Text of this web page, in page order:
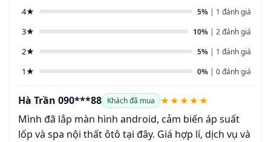
4★ 5% | 1 đánh giá
3★ 10% | 2 đánh giá
2★ 5% | 1 đánh giá
1★ 0% | 0 đánh giá
Hà Trần 090***88 Khách đã mua ★★★★★
Mình đã lắp màn hình android, cảm biến áp suất
lốp và spa nội thất ôtô tại đây. Giá hợp lí, dịch vụ và